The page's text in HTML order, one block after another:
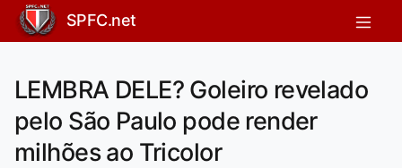
SPFC.net
LEMBRA DELE? Goleiro revelado
pelo São Paulo pode render
milhões ao Tricolor